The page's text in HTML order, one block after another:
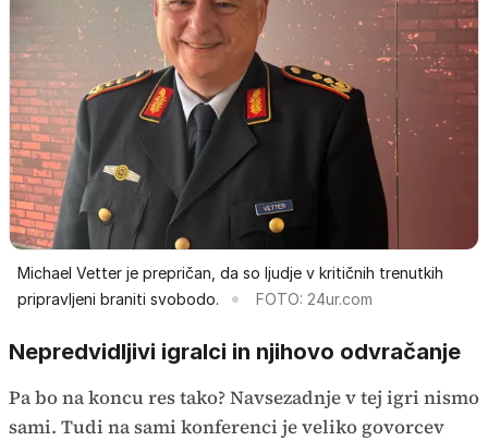
Michael Vetter je prepričan, da so ljudje v kritičnih trenutkih
pripravljeni braniti svobodo.
FOTO: 24ur.com
Nepredvidljivi igralci in njihovo odvračanje
Pa bo na koncu res tako? Navsezadnje v tej igri nismo
sami. Tudi na sami konferenci je veliko govorcev